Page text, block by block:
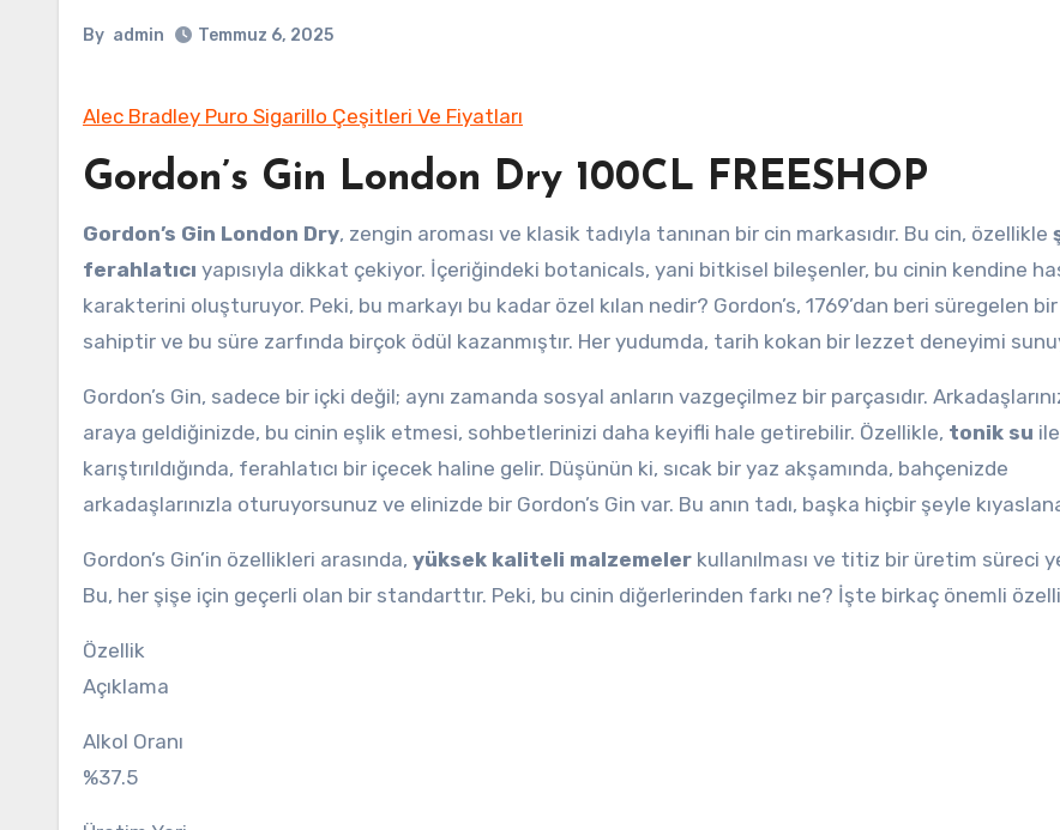
By admin Temmuz 6, 2025
Alec Bradley Puro Sigarillo Çeşitleri Ve Fiyatları
Gordon’s Gin London Dry 100CL FREESHOP
Gordon’s Gin London Dry, zengin aroması ve klasik tadıyla tanınan bir cin markasıdır. Bu cin, özellikle
ferahlatıcı yapısıyla dikkat çekiyor. İçeriğindeki botanicals, yani bitkisel bileşenler, bu cinin kendine
karakterini oluşturuyor. Peki, bu markayı bu kadar özel kılan nedir? Gordon’s, 1769’dan beri süregelen
sahiptir ve bu süre zarfında birçok ödül kazanmıştır. Her yudumda, tarih kokan bir lezzet deneyimi
Gordon’s Gin, sadece bir içki değil; aynı zamanda sosyal anların vazgeçilmez bir parçasıdır.
araya geldiğinizde, bu cinin eşlik etmesi, sohbetlerinizi daha keyifli hale getirebilir. Özellikle, tonik su ile
karıştırıldığında, ferahlatıcı bir içecek haline gelir. Düşünün ki, sıcak bir yaz akşamında, bahçenizde
arkadaşlarınızla oturuyorsunuz ve elinizde bir Gordon’s Gin var. Bu anın tadı, başka hiçbir şeyle
Gordon’s Gin’in özellikleri arasında, yüksek kaliteli malzemeler kullanılması ve titiz bir üretim süreci
Bu, her şişe için geçerli olan bir standarttır. Peki, bu cinin diğerlerinden farkı ne? İşte birkaç önemli
Özellik
Açıklama
Alkol Oranı
%37.5